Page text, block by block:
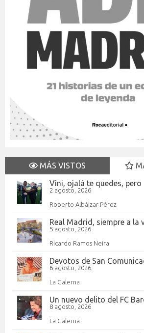
MÁS VISTOS
Vini, ojalá te quedes, pero
2 agosto, 2026
Roberto Albáizar Pérez
Real Madrid, siempre a la
5 agosto, 2026
Ricardo Ramos Neira
Devotos de San
6 agosto, 2026
La Galerna
Un nuevo delito del FC
8 agosto, 2026
La Galerna